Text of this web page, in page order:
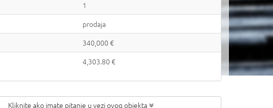
1
prodaja
340,000 €
4,303.80 €
Kliknite ako imate pitanje u vezi ovog objekta